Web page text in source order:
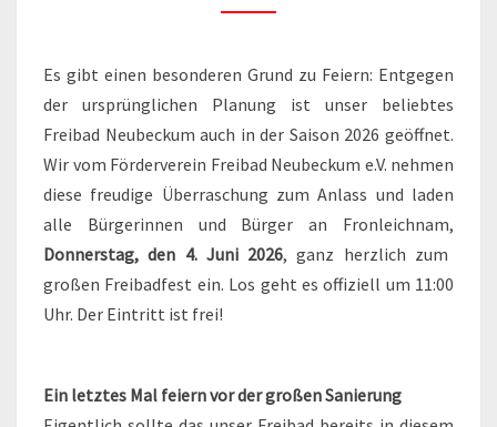
RONLEICHNAM
Es gibt einen besonderen Grund zu Feiern: Entgegen
der ursprünglichen Planung ist unser beliebtes
Freibad Neubeckum auch in der Saison 2026 geöffnet.
Wir vom Förderverein Freibad Neubeckum e.V. nehmen
diese freudige Überraschung zum Anlass und laden
alle Bürgerinnen und Bürger an Fronleichnam,
Donnerstag, den 4. Juni 2026, ganz herzlich zum
großen Freibadfest ein. Los geht es offiziell um 11:00
Uhr. Der Eintritt ist frei!
Ein letztes Mal feiern vor der großen Sanierung